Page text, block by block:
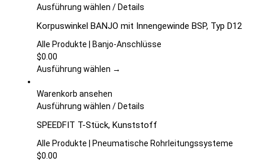
auf
Produktseite
gewählt
Ausführung wählen Dieses
weist
mehrere
auf.
können
der
Produktseite
/Details
Korpuswinkel BANJO mit Innengewinde BSP, Typ D12
Alle Produkte | Banjo-Anschlüsse
$0.00
Ausführung wählen →
Warenkorb ansehen
Ausführung wählen Dieses
weist
mehrere
/Details
SPEEDFIT T-Stück, Kunststoff
Alle Produkte | Pneumatische Rohrleitungssysteme
$0.00